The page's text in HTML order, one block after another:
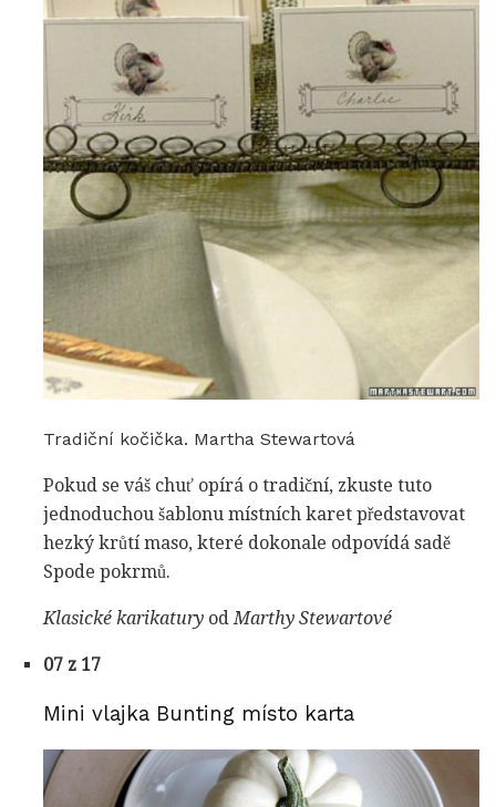
Tradiční kočička. Martha Stewartová
Pokud se váš chuť opírá o tradiční, zkuste tuto
jednoduchou šablonu místních karet představovat
hezký krůtí maso, které dokonale odpovídá sadě
Spode pokrmů.
Klasické karikatury od Marthy Stewartové
07 z 17
Mini vlajka Bunting místo karta